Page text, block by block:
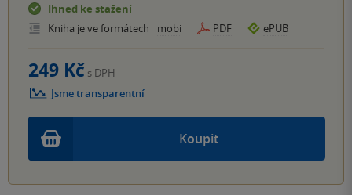
Ihned ke stažení
Kniha je ve formátech
mobi PDF ePUB
Koupit
249 Kč s DPH
Jsme transparentní